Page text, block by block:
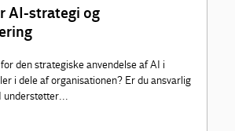
AI-strategi og
den strategiske anvendelse af AI i
i dele af organisationen? Er du ansvarlig
understøtter...